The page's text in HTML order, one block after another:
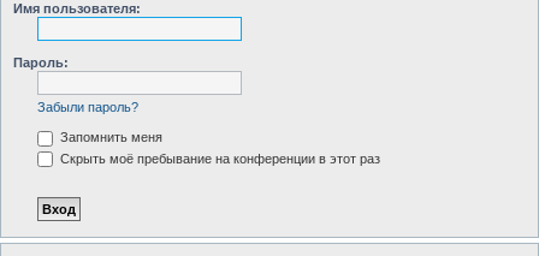
Имя пользователя:
Пароль:
Забыли пароль?
Запомнить меня
Скрыть моё пребывание на конференции в этот раз